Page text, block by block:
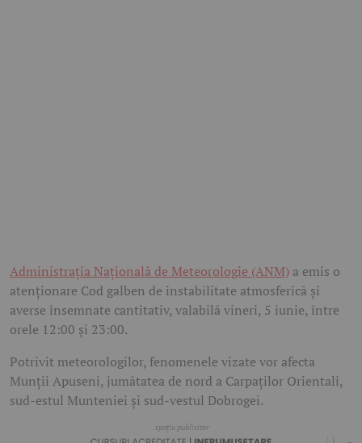
Administrația Națională de Meteorologie (ANM) a emis o
atenționare Cod galben de instabilitate atmosferică și
averse însemnate cantitativ, valabilă vineri, 5 iunie, între
orele 12:00 și 23:00.
Potrivit meteorologilor, fenomenele vizate vor afecta
Munții Apuseni, jumătatea de nord a Carpaților Orientali,
sud-estul Munteniei și sud-vestul Dobrogei.